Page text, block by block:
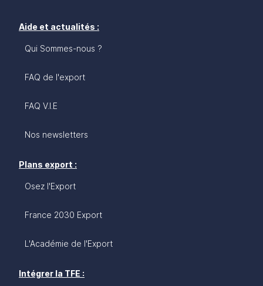
Aide et actualités :
Qui Sommes-nous ?
FAQ de l'export
FAQ V.I.E
Nos newsletters
Plans export :
Osez l'Export
France 2030 Export
L'Académie de l'Export
Intégrer la TFE :